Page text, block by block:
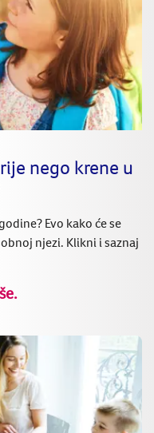
nego krene u
Evo kako će se
njezi. Klikni i saznaj